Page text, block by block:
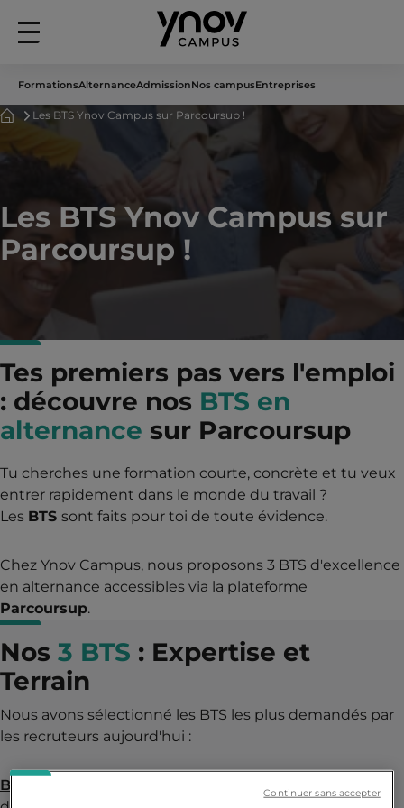
Menu
FormationsAlternanceAdmissionNos campusEntreprises
AccueilLes BTS Ynov Campus sur Parcoursup !
Les BTS Ynov Campus sur
Parcoursup !
Tes premiers pas vers l'emploi
: découvre nos BTS en
alternance sur Parcoursup
Tu cherches une formation courte, concrète et tu veux
entrer rapidement dans le monde du travail ?
Les BTS sont faits pour toi de toute évidence.
Chez Ynov Campus, nous proposons 3 BTS d'excellence
en alternance accessibles via la plateforme
Parcoursup.
Nos 3 BTS : Expertise et
Terrain
Nous avons sélectionné les BTS les plus demandés par
les recruteurs aujourd'hui :
BTS Ciel – Option A – Informatique et réseaux
Continuer sans accepter